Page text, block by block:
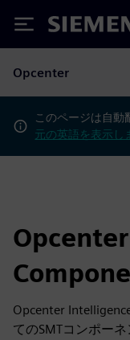
Siemens
Opcenter
このページは自動
元の英語を表示し
Opcenter
てのSMTコンポー